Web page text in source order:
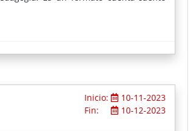
Inicio:
10-11-2023
Fin:
10-12-2023